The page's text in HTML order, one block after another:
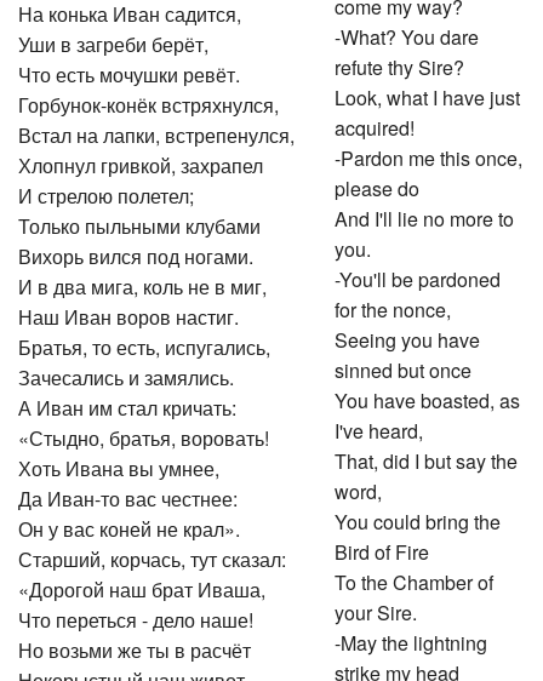
На конька Иван садится,
Уши в загреби берёт,
Что есть мочушки ревёт.
Горбунок-конёк встряхнулся,
Встал на лапки, встрепенулся,
Хлопнул гривкой, захрапел
И стрелою полетел;
Только пыльными клубами
Вихорь вился под ногами.
И в два мига, коль не в миг,
Наш Иван воров настиг.
Братья, то есть, испугались,
Зачесались и замялись.
А Иван им стал кричать:
«Стыдно, братья, воровать!
Хоть Ивана вы умнее,
Да Иван-то вас честнее:
Он у вас коней не крал».
Старший, корчась, тут сказал:
«Дорогой наш брат Иваша,
Что переться - дело наше!
Но возьми же ты в расчёт
come my way?
-What? You dare
refute thy Sire?
Look, what I have just
acquired!
-Pardon me this once,
please do
And I'll lie no more to
you.
-You'll be pardoned
for the nonce,
Seeing you have
sinned but once
You have boasted, as
I've heard,
That, did I but say the
word,
You could bring the
Bird of Fire
To the Chamber of
your Sire.
-May the lightning
strike my head